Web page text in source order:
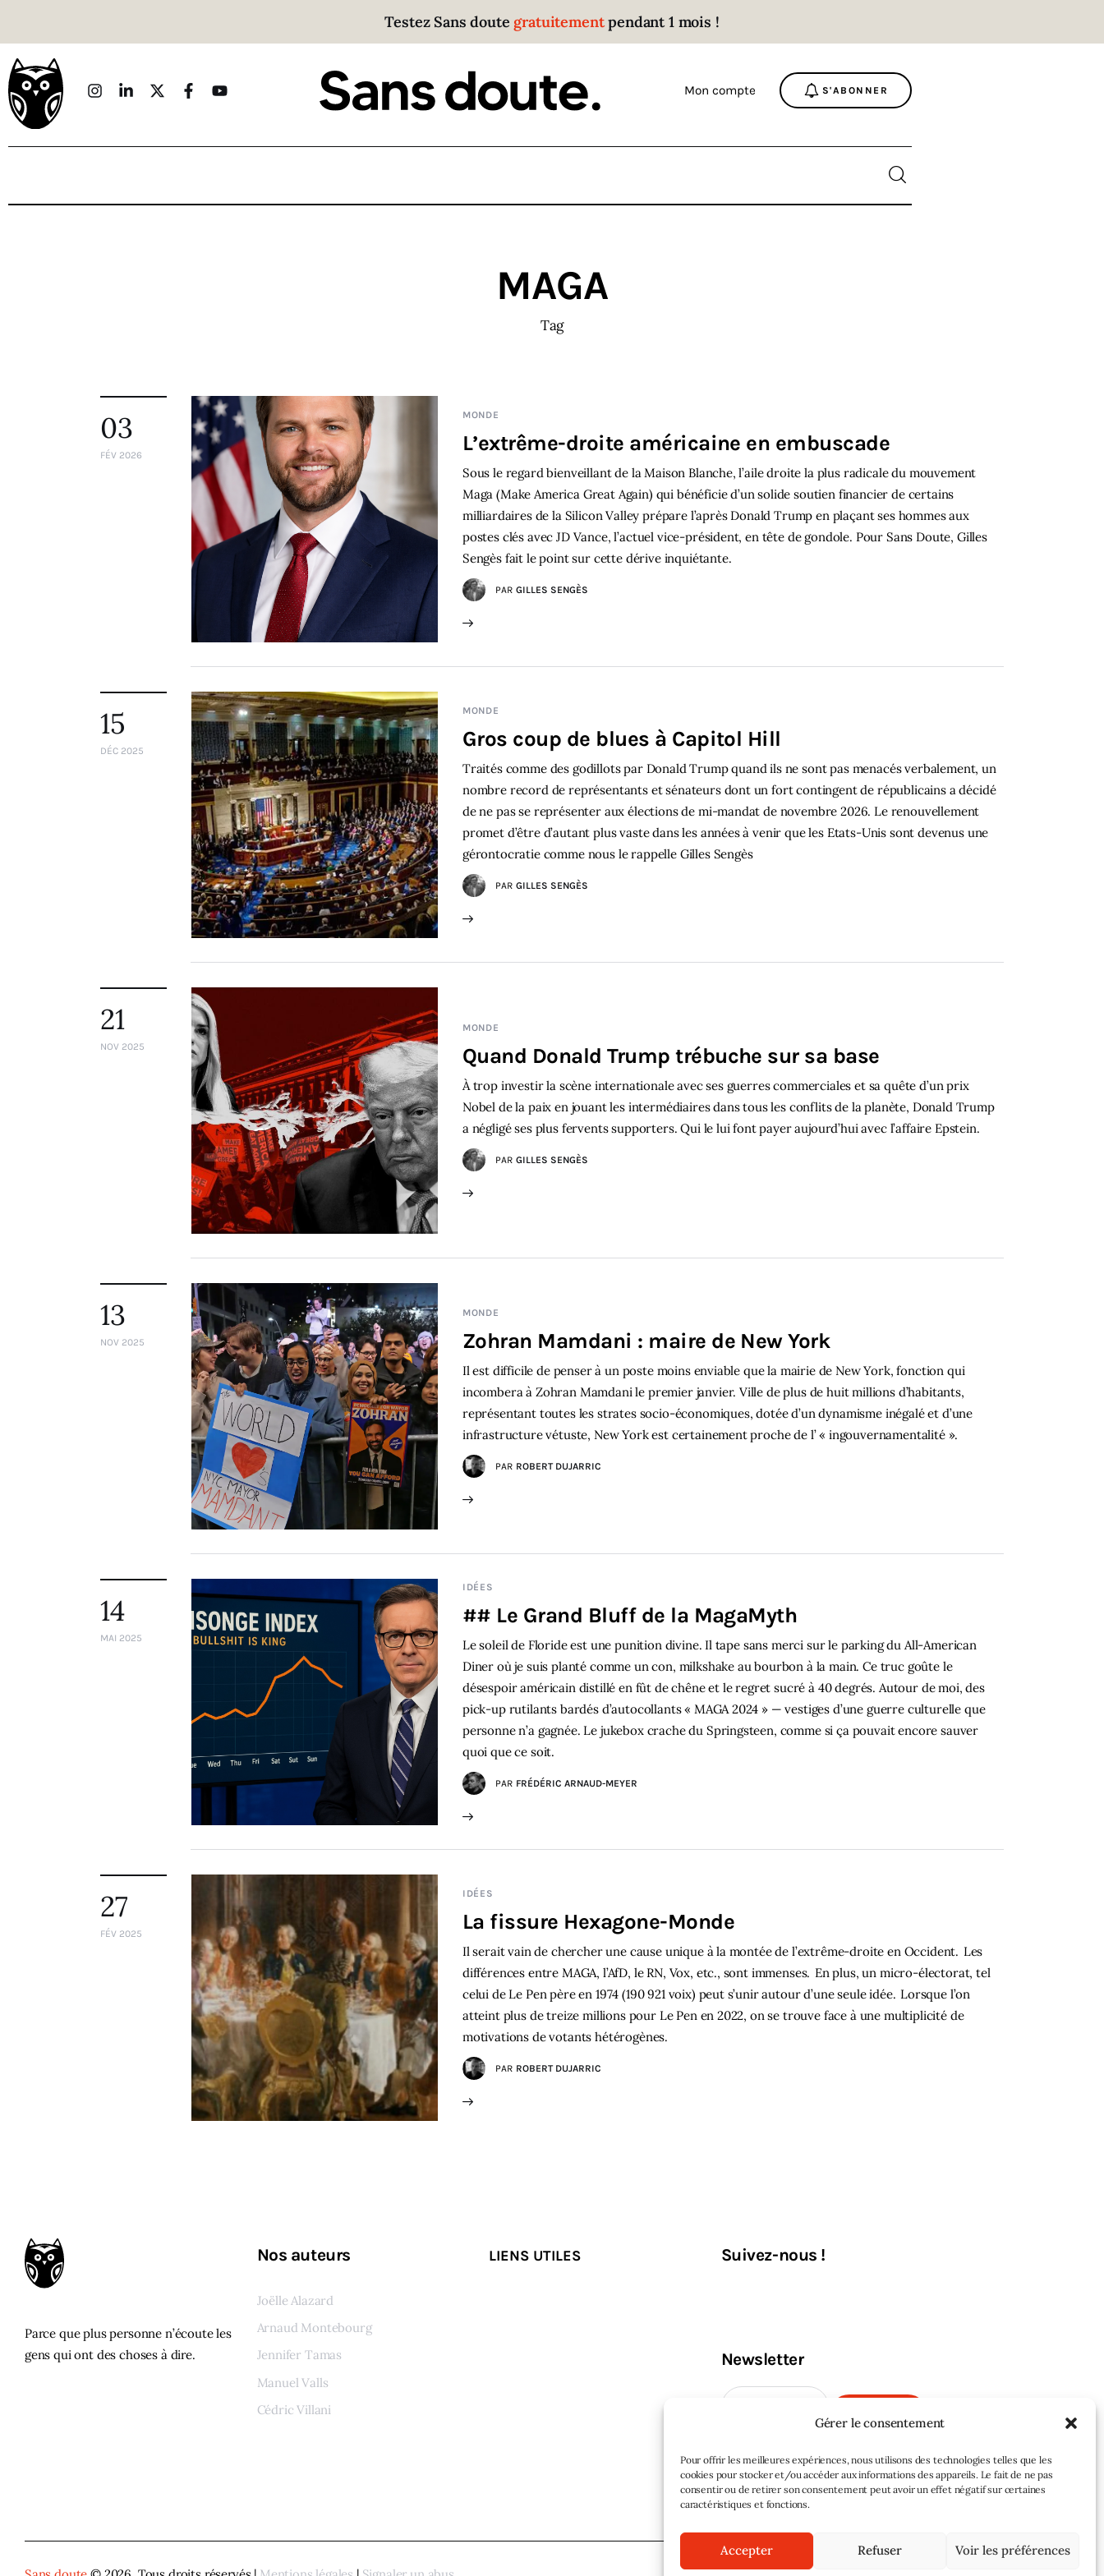
Gérer le consentement
Pour offrir les meilleures expériences, nous utilisons des technologies telles que les
cookies pour stocker et/ou accéder aux informations des appareils. Le fait de ne pas
consentir ou de retirer son consentement peut avoir un effet négatif sur certaines
caractéristiques et fonctions.
Accepter Refuser Voir les préférences
Testez Sans doute gratuitementpendant 1 mois !
Mon compte S'ABONNER
Sans doute
Parce que plus personne n’écoute les gens qui ont
des choses à dire.
Économie
Monde
MAGA
Tag
03
FÉV 2026
MONDE
L’extrême-droite américaine en embuscade
Sous le regard bienveillant de la Maison Blanche, l’aile droite la plus radicale du mouvement
Maga (Make America Great Again) qui bénéficie d’un solide soutien financier de certains
milliardaires de la Silicon Valley prépare l’après Donald Trump en plaçant ses hommes aux
postes clés avec JD Vance, l’actuel vice-président, en tête de gondole. Pour Sans Doute, Gilles
Sengès fait le point sur cette dérive inquiétante.
PAR GILLES SENGÈS
15
DÉC 2025
MONDE
Gros coup de blues à Capitol Hill
Traités comme des godillots par Donald Trump quand ils ne sont pas menacés verbalement, un
nombre record de représentants et sénateurs dont un fort contingent de républicains a décidé
de ne pas se représenter aux élections de mi-mandat de novembre 2026. Le renouvellement
promet d’être d’autant plus vaste dans les années à venir que les Etats-Unis sont devenus une
gérontocratie comme nous le rappelle Gilles Sengès
PAR GILLES SENGÈS
21
NOV 2025
MONDE
Quand Donald Trump trébuche sur sa base
À trop investir la scène internationale avec ses guerres commerciales et sa quête d’un prix
Nobel de la paix en jouant les intermédiaires dans tous les conflits de la planète, Donald Trump
a négligé ses plus fervents supporters. Qui le lui font payer aujourd’hui avec l’affaire Epstein.
PAR GILLES SENGÈS
13
NOV 2025
MONDE
Zohran Mamdani : maire de New York
Il est difficile de penser à un poste moins enviable que la mairie de New York, fonction qui
incombera à Zohran Mamdani le premier janvier. Ville de plus de huit millions d’habitants,
représentant toutes les strates socio-économiques, dotée d’un dynamisme inégalé et d’une
infrastructure vétuste, New York est certainement proche de l’ « ingouvernamentalité ».
PAR ROBERT DUJARRIC
14
MAI 2025
IDÉES
## Le Grand Bluff de la MagaMyth
Le soleil de Floride est une punition divine. Il tape sans merci sur le parking du All-American
Diner où je suis planté comme un con, milkshake au bourbon à la main. Ce truc goûte le
désespoir américain distillé en fût de chêne et le regret sucré à 40 degrés. Autour de moi, des
pick-up rutilants bardés d’autocollants « MAGA 2024 » — vestiges d’une guerre culturelle que
personne n’a gagnée. Le jukebox crache du Springsteen, comme si ça pouvait encore sauver
quoi que ce soit.
PAR FRÉDÉRIC ARNAUD-MEYER
27
FÉV 2025
IDÉES
La fissure Hexagone-Monde
Il serait vain de chercher une cause unique à la montée de l’extrême-droite en Occident. Les
différences entre MAGA, l’AfD, le RN, Vox, etc., sont immenses. En plus, un micro-électorat, tel
celui de Le Pen père en 1974 (190 921 voix) peut s’unir autour d’une seule idée. Lorsque l’on
atteint plus de treize millions pour Le Pen en 2022, on se trouve face à une multiplicité de
motivations de votants hétérogènes.
PAR ROBERT DUJARRIC
Parce que plus personne n’écoute les
gens qui ont des choses à dire.
Nos auteurs
Joëlle Alazard
Arnaud Montebourg
Jennifer Tamas
Manuel Valls
Cédric Villani
LIENS UTILES Suivez-nous !
Newsletter
M'INSCRIRE